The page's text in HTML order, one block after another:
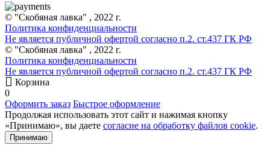
© "Скобяная лавка" , 2022 г.
Политика конфиденциальности
Не является публичной офертой согласно п.2. ст.437 ГК РФ
© "Скобяная лавка" , 2022 г.
Политика конфиденциальности
Не является публичной офертой согласно п.2. ст.437 ГК РФ
Корзина
0
Оформить заказ Быстрое оформление
Продолжая использовать этот сайт и нажимая кнопку
«Принимаю», вы даете согласие на обработку файлов cookie.
Принимаю